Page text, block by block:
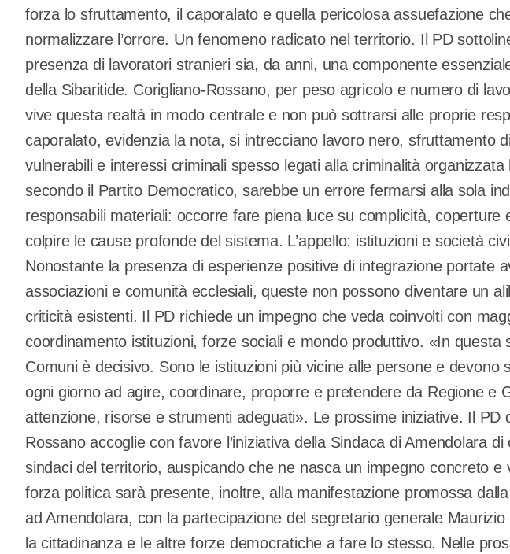
forza lo sfruttamento, il caporalato e quella pericolosa assuefazione
normalizzare l’orrore. Un fenomeno radicato nel territorio. Il PD
presenza di lavoratori stranieri sia, da anni, una componente
della Sibaritide. Corigliano-Rossano, per peso agricolo e numero di
vive questa realtà in modo centrale e non può sottrarsi alle proprie
caporalato, evidenzia la nota, si intrecciano lavoro nero, sfruttamento
vulnerabili e interessi criminali spesso legati alla criminalità organizzata
secondo il Partito Democratico, sarebbe un errore fermarsi alla sola
responsabili materiali: occorre fare piena luce su complicità, coperture
colpire le cause profonde del sistema. L’appello: istituzioni e società
Nonostante la presenza di esperienze positive di integrazione portate
associazioni e comunità ecclesiali, queste non possono diventare un
criticità esistenti. Il PD richiede un impegno che veda coinvolti con
coordinamento istituzioni, forze sociali e mondo produttivo. «In questa
Comuni è decisivo. Sono le istituzioni più vicine alle persone e devono
ogni giorno ad agire, coordinare, proporre e pretendere da Regione e
attenzione, risorse e strumenti adeguati». Le prossime iniziative. Il PD
Rossano accoglie con favore l’iniziativa della Sindaca di Amendolara di
sindaci del territorio, auspicando che ne nasca un impegno concreto e
forza politica sarà presente, inoltre, alla manifestazione promossa
ad Amendolara, con la partecipazione del segretario generale
la cittadinanza e le altre forze democratiche a fare lo stesso. Nelle